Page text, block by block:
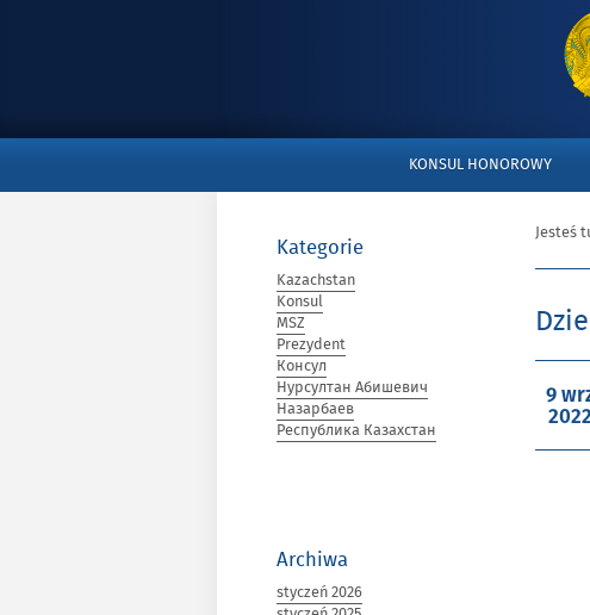
KONSUL HONOROWY
Kategorie
Kazachstan
Konsul
MSZ
Prezydent
Консул
Нурсултан Абишевич
Назарбаев
Республика Казахстан
Archiwa
styczeń 2026
Jesteś
w
9
2022